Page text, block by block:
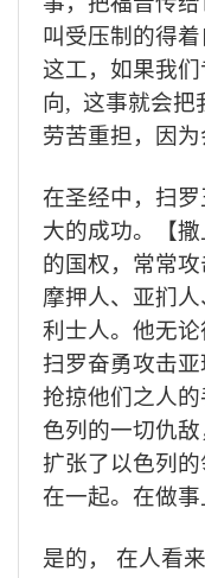
叫受压制的得
这工，如果我
向, 这事就会把
劳苦重担，因为
在圣经中，扫
大的成功。【撒
的国权，常常
摩押人、亚扪
利士人。他无论
扫罗奋勇攻击
抢掠他们之人
色列的一切仇敌
扩张了以色列
在一起。在做事
是的，
在人看